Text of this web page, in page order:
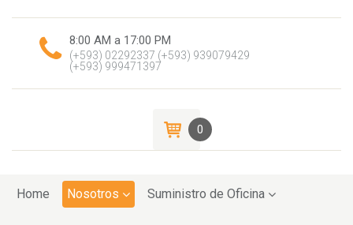
8:00 AM a 17:00 PM
(+593) 02292337 (+593) 939079429
(+593) 999471397
0
toHome Nosotros Suministro de Oficina